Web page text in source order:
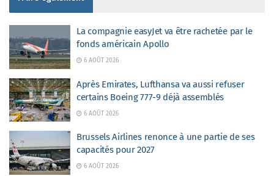
La compagnie easyJet va être rachetée par le
fonds américain Apollo
6 AOÛT 2026
Après Emirates, Lufthansa va aussi refuser
certains Boeing 777-9 déjà assemblés
6 AOÛT 2026
Brussels Airlines renonce à une partie de ses
capacités pour 2027
6 AOÛT 2026